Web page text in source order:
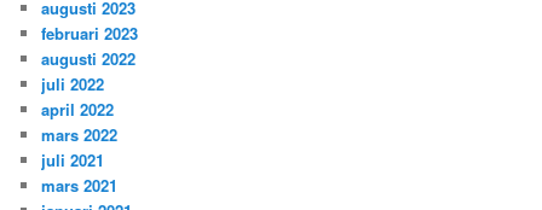
augusti 2023
februari 2023
augusti 2022
juli 2022
april 2022
mars 2022
juli 2021
mars 2021